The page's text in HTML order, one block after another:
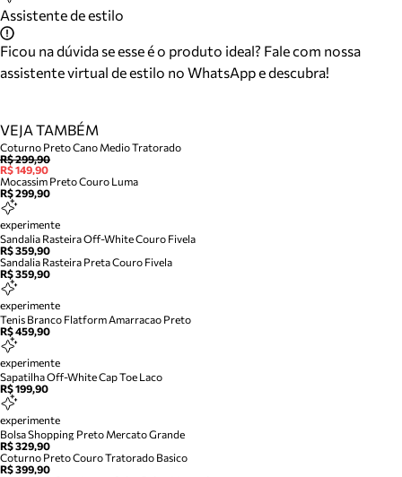
Assistente de estilo
Ficou na dúvida se esse é o produto ideal? Fale com nossa
assistente virtual de estilo no WhatsApp e descubra!
VEJA TAMBÉM
Coturno Preto Cano Medio Tratorado
R$ 299,90
R$ 149,90
Mocassim Preto Couro Luma
R$ 299,90
experimente
Sandalia Rasteira Off-White Couro Fivela
R$ 359,90
Sandalia Rasteira Preta Couro Fivela
R$ 359,90
experimente
Tenis Branco Flatform Amarracao Preto
R$ 459,90
experimente
Sapatilha Off-White Cap Toe Laco
R$ 199,90
experimente
Bolsa Shopping Preto Mercato Grande
R$ 329,90
Coturno Preto Couro Tratorado Basico
R$ 399,90